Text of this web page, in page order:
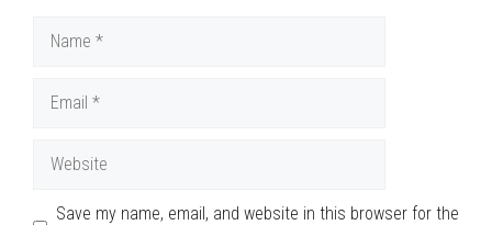
Save my name, email, and website in this browser for the